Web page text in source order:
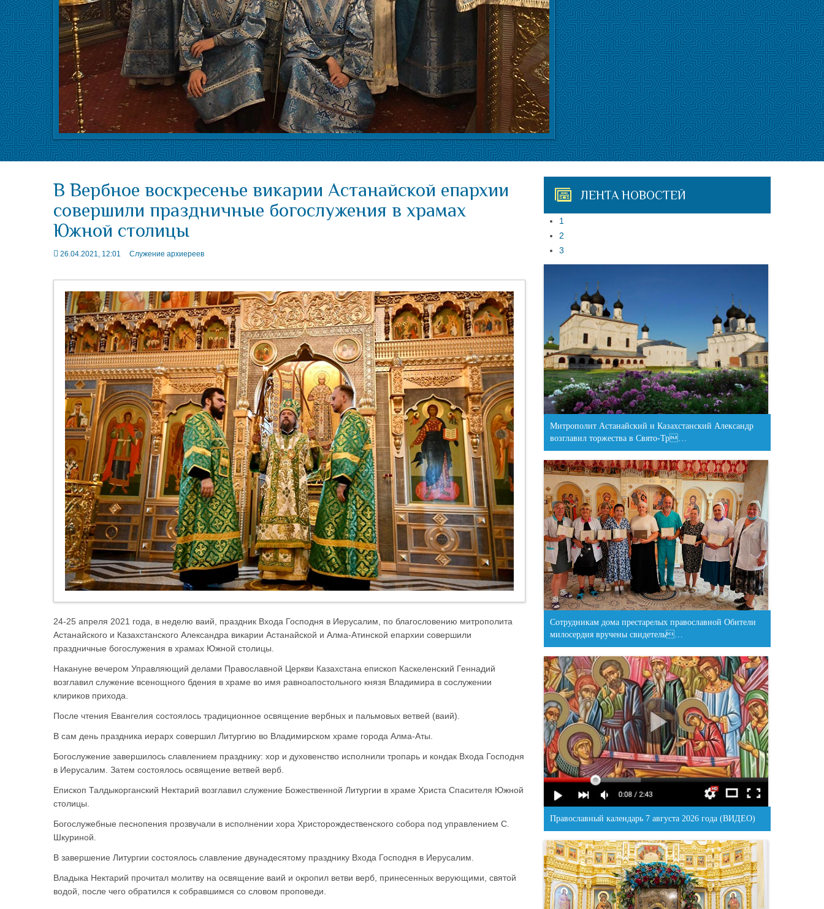
В Вербное воскресенье викарии Астанайской епархии
совершили праздничные богослужения в храмах
Южной столицы
26.04.2021, 12:01 Служение архиереев
24-25 апреля 2021 года, в неделю ваий, праздник Входа Господня в Иерусалим, по благословению митрополита
Астанайского и Казахстанского Александра викарии Астанайской и Алма-Атинской епархии совершили
праздничные богослужения в храмах Южной столицы.
Накануне вечером Управляющий делами Православной Церкви Казахстана епископ Каскеленский Геннадий
возглавил служение всенощного бдения в храме во имя равноапостольного князя Владимира в сослужении
клириков прихода.
После чтения Евангелия состоялось традиционное освящение вербных и пальмовых ветвей (ваий).
В сам день праздника иерарх совершил Литургию во Владимирском храме города Алма-Аты.
Богослужение завершилось славлением празднику: хор и духовенство исполнили тропарь и кондак Входа Господня
в Иерусалим. Затем состоялось освящение ветвей верб.
Епископ Талдыкорганский Нектарий возглавил служение Божественной Литургии в храме Христа Спасителя Южной
столицы.
Богослужебные песнопения прозвучали в исполнении хора Христорождественского собора под управлением С.
Шкуриной.
В завершение Литургии состоялось славление двунадесятому празднику Входа Господня в Иерусалим.
Владыка Нектарий прочитал молитву на освящение ваий и окропил ветви верб, принесенных верующими, святой
водой, после чего обратился к собравшимся со словом проповеди.
ЛЕНТА НОВОСТЕЙ
1
2
3
Митрополит Астанайский и Казахстанский Александр
возглавил торжества в Свято-Тр…
Сотрудникам дома престарелых православной Обители
милосердия вручены свидетель…
Православный календарь 7 августа 2026 года (ВИДЕО)